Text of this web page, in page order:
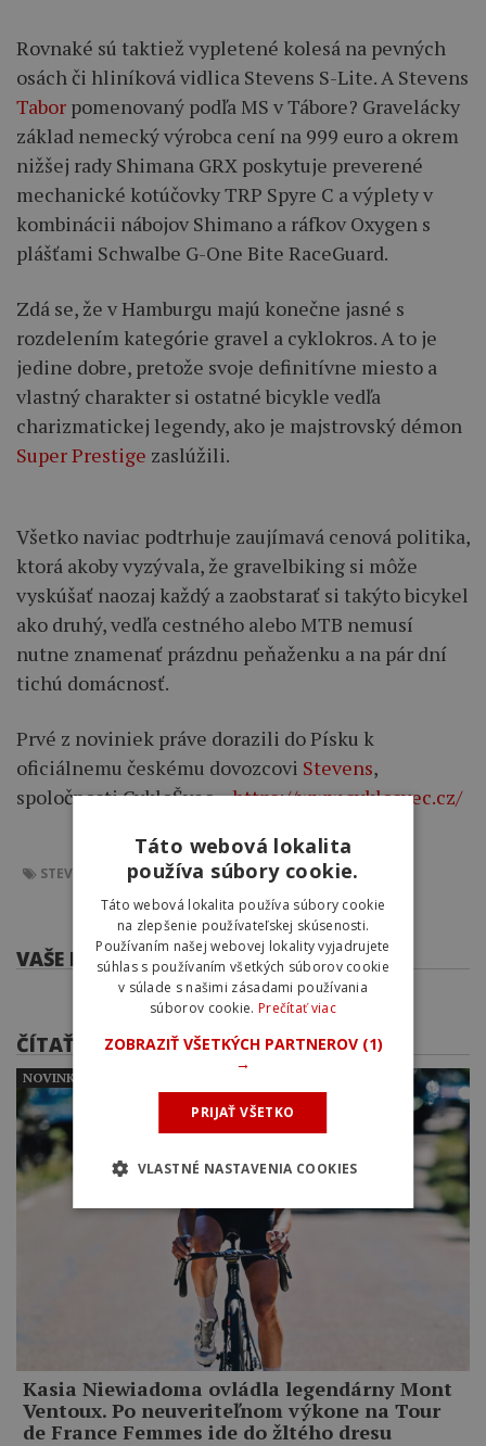
Rovnaké sú taktiež vypletené kolesá na pevných
osách či hliníková vidlica Stevens S-Lite. A Stevens
Tabor pomenovaný podľa MS v Tábore? Gravelácky
základ nemecký výrobca cení na 999 euro a okrem
nižšej rady Shimana GRX poskytuje preverené
mechanické kotúčovky TRP Spyre C a výplety v
kombinácii nábojov Shimano a ráfkov Oxygen s
plášťami Schwalbe G-One Bite RaceGuard.
Zdá se, že v Hamburgu majú konečne jasné s
rozdelením kategórie gravel a cyklokros. A to je
jedine dobre, pretože svoje definitívne miesto a
vlastný charakter si ostatné bicykle vedľa
charizmatickej legendy, ako je majstrovský démon
Super Prestige zaslúžili.
Všetko naviac podtrhuje zaujímavá cenová politika,
ktorá akoby vyzývala, že gravelbiking si môže
vyskúšať naozaj každý a zaobstarať si takýto bicykel
ako druhý, vedľa cestného alebo MTB nemusí
nutne znamenať prázdnu peňaženku a na pár dní
tichú domácnosť.
Prvé z noviniek práve dorazili do Písku k
oficiálnemu českému dovozcovi Stevens,
spoločnosti CykloŠvec –https://www.cyklosvec.cz/
STEVENS CYKLOŠVEC
VAŠE KOMENTÁRE
ČÍTAŤ ĎALEJ
Kasia Niewiadoma ovládla legendárny Mont
Ventoux. Po neuveriteľnom výkone na Tour
de France Femmes ide do žltého dresu
NOVINKY
Táto webová lokalita
používa súbory cookie.
Táto webová lokalita používa súbory cookie
na zlepšenie používateľskej skúsenosti.
Používaním našej webovej lokality vyjadrujete
súhlas s používaním všetkých súborov cookie
v súlade s našimi zásadami používania
súborov cookie. Prečítať viac
ZOBRAZIŤ VŠETKÝCH PARTNEROV (1)
→
PRIJAŤ VŠETKO
VLASTNÉ NASTAVENIA COOKIES